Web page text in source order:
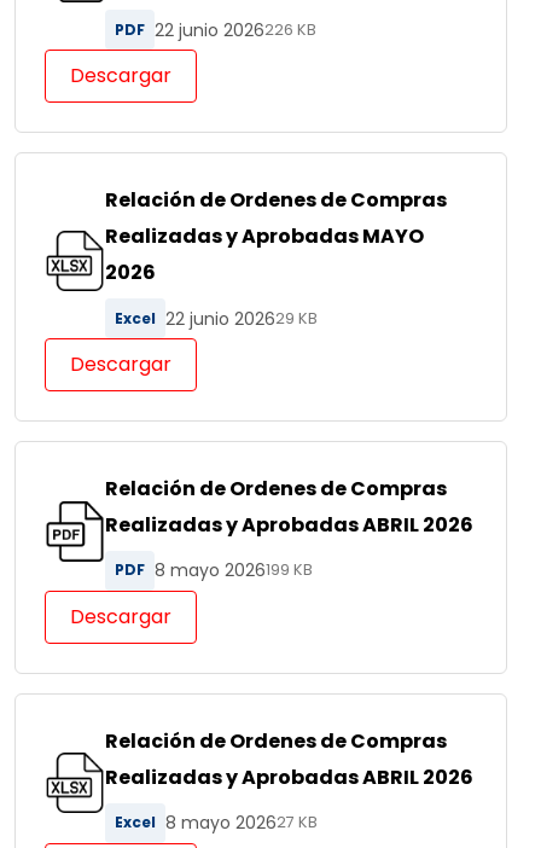
PDF 22 junio 2026226 KB
Descargar
Relación de Ordenes de Compras
Realizadas y Aprobadas MAYO
2026
Excel 22 junio 202629 KB
Descargar
Relación de Ordenes de Compras
Realizadas y Aprobadas ABRIL 2026
PDF 8 mayo 2026199 KB
Descargar
Relación de Ordenes de Compras
Realizadas y Aprobadas ABRIL 2026
Excel 8 mayo 202627 KB